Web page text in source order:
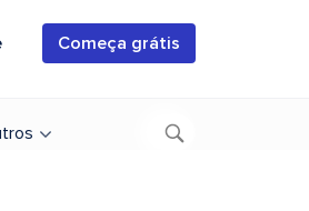
Começa grátis